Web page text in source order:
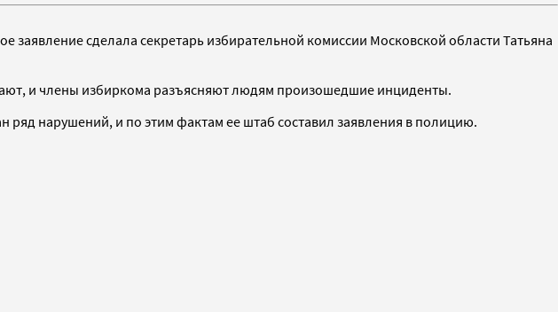
сделала секретарь избирательной комиссии Московской области Татьяна
и члены избиркома разъясняют людям произошедшие инциденты.
ряд нарушений, и по этим фактам ее штаб составил заявления в полицию.